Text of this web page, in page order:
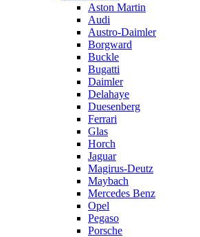
Aston Martin
Audi
Austro-Daimler
Borgward
Buckle
Bugatti
Daimler
Delahaye
Duesenberg
Ferrari
Glas
Horch
Jaguar
Magirus-Deutz
Maybach
Mercedes Benz
Opel
Pegaso
Porsche